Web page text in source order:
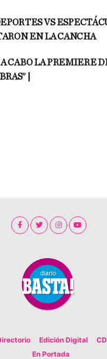
VS
EN LA CANCHA
CABO LA PREMIERE
|
Edición Digital
En Portada